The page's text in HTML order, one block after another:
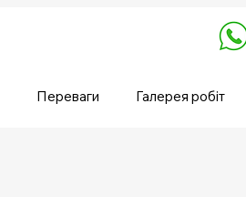
Переваги Галерея робіт